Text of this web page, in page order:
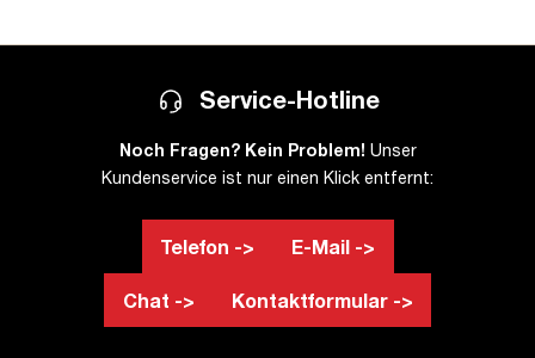
Service-Hotline
Noch Fragen? Kein Problem! Unser
Kundenservice ist nur einen Klick entfernt:
Telefon -> E-Mail ->
Chat -> Kontaktformular ->